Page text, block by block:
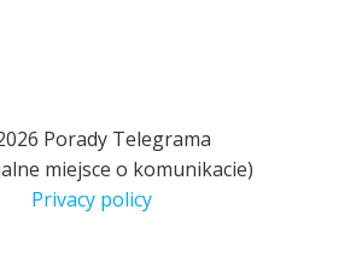
Porady Telegrama
miejsce o komunikacie)
Privacy policy